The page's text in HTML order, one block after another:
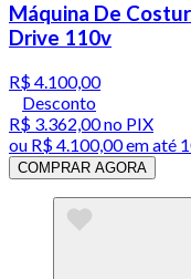
Máquina De
Drive 110v
R$ 4.100,00
Desconto
R$ 3.362,00no PIX
ou R$ 4.100,00em até
COMPRAR AGORA